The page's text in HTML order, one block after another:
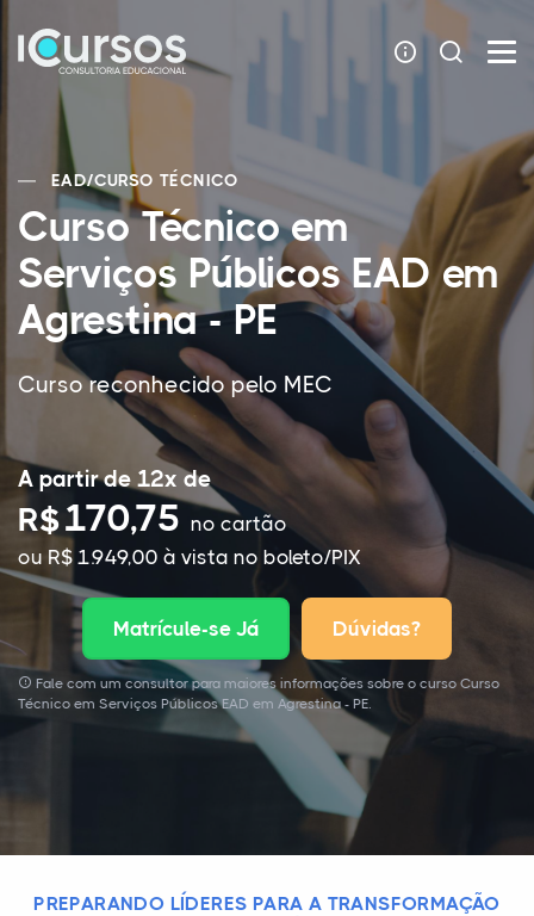
EAD/CURSO TÉCNICO
Curso Técnico em
Serviços Públicos EAD em
Agrestina - PE
Curso reconhecido pelo MEC
A partir de 12x de
R$170,75no cartão
ou R$ 1.949,00 à vista no boleto/PIX
Matrícule-se Já Dúvidas?
Fale com um consultor para maiores informações sobre o curso Curso
Técnico em Serviços Públicos EAD em Agrestina - PE.
PREPARANDO LÍDERES PARA A TRANSFORMAÇÃO